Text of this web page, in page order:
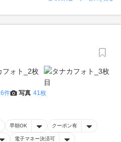
6件 写真 41枚
早朝OK クーポン有
電子マネー決済可